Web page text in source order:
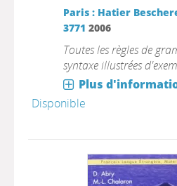
Paris : Hatier
3771 2006
Toutes les règles de
syntaxe illustrées
Plus
Disponible